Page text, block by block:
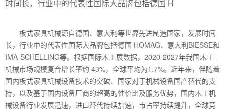
时间长，行业中的代表性国际大品牌包括德国 H
板式家具机械源自德国、意大利等世界先进制造国家，发展时间
长，行业中的代表性国际大品牌包括德国 HOMAG、意大利BIESSE和
IMA-SCHELLING等。根据国际木工展数据，2020-2027年我国木工
机械市场规模复合增长率约 43%，全球平均为1.7%。近年来，伴随着
国内板式家具机械设备技术的突破、国家对于机械设备国产替代的支
持，以及基于国内设备厂商的超高的性价比及服务优势，国内木工机
械设备行业发展迅速，进口替代持续加速，市占率持续提升，全球竞